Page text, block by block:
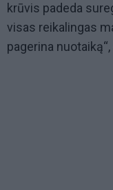
krūvis padeda
visas reikalingas
pagerina